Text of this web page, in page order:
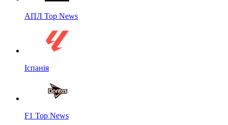
АПЛ Top News
Іспанія
F1 Top News